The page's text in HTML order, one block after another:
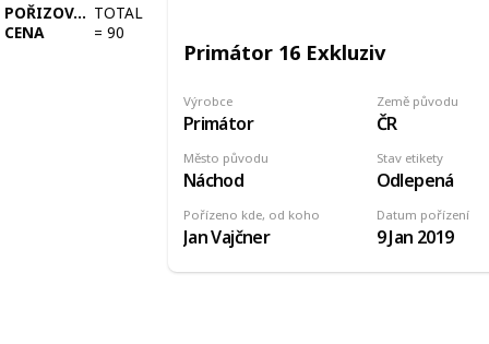
POŘIZOVACÍ
CENA
TOTAL
=90
Primátor 16 Exkluziv
Výrobce
Primátor
Země původu
ČR
Pořízeno kde, od koho
Jan Vajčner
Stav etikety
Odlepená
Datum pořízení
9 Jan 2019
Město původu
Náchod